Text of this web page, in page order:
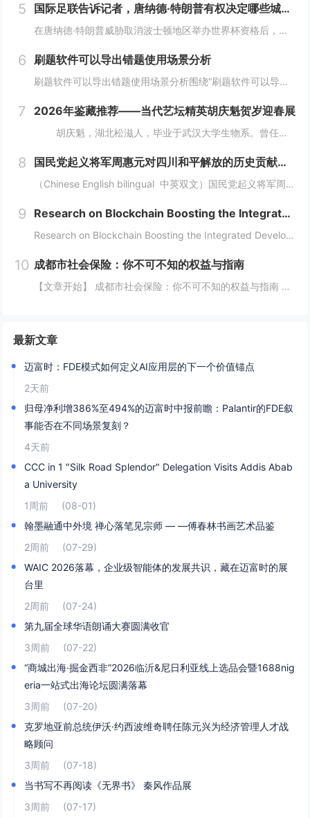
5 国际足联告诉记者，唐纳德·特朗普有权决定哪些城市适合举办世界杯
在唐纳德·特朗普威胁取消波士顿地区举办世界杯资格后，国际足联向天空新闻台表示，美国政府有权决定举办世界杯的城市是否安全。美国总统此前声称加州可能被剥夺明年国际足联赛事和 2028 年洛杉矶奥运会的比赛资格，此后，他在白宫加大了对民主党执政城...
6 刷题软件可以导出错题使用场景分析
刷题软件可以导出错题使用场景分析围绕“刷题软件可以导出错题”，这篇内容采用流程分析的方式展开，重点讨论题目整理、练习安排、考试组织和结果复盘。不同用户的使用场景不同，工具选择也应该有不同侧重点。需求判断企业培训更关注题库维护、考试发起、成绩...
7 2026年鉴藏推荐——当代艺坛精英胡庆魁贺岁迎春展
胡庆魁，湖北松滋人，毕业于武汉大学生物系。曾任海南省纪委信息中心主任、《大特区党风》执行主编、《中国纪检监察报》驻海南记者站站长，兼任海南省社科期刊审读。现任海南楚风木石博物...
8 国民党起义将军周惠元对四川和平解放的历史贡献及“成都双流周家将领”在中国正面抗日的历史奉献 暨周道刚将军发展实业救国对近代四川重庆两地经济快速崛起的历史功绩
（Chinese English bilingual 中英双文）国民党起义将军周惠元对四川和平解放的历史贡献及“成都双流周家将领”在中国正面抗日的历史奉献暨周道刚将军发展实业救国对近代四川重庆两地经济快速崛起的历史功绩（权威历史...
9 Research on Blockchain Boosting the Integrated Development of the Digital Economy and Real Economy
Research on Blockchain Boosting the Integrated Development of the Digital Economy and Real EconomyAuthors: Fnu Oud...
10 成都市社会保险：你不可不知的权益与指南
【文章开始】 成都市社会保险：你不可不知的权益与指南 你有没有算过一笔账？每个月工资条上“五险一金”那栏，总要扣掉好几百甚至上千块。这些钱到底去哪了？跟我有什么关系？尤其是生活在成都，这座飞速发展的城市里，社保这东西，感觉离我们很远，但实...
最新文章
迈富时：FDE模式如何定义AI应用层的下一个价值锚点
2天前
归母净利增386%至494%的迈富时中报前瞻：Palantir的FDE叙
事能否在不同场景复刻？
4天前
CCC in 1 "Silk Road Splendor" Delegation Visits Addis Abab
a University
1周前
(08-01)
翰墨融通中外境 禅心落笔见宗师 — —傅春林书画艺术品鉴
2周前
(07-29)
WAIC 2026落幕，企业级智能体的发展共识，藏在迈富时的展
台里
2周前
(07-24)
第九届全球华语朗诵大赛圆满收官
3周前
(07-22)
“商城出海·掘金西非”2026临沂&尼日利亚线上选品会暨1688nig
eria一站式出海论坛圆满落幕
3周前
(07-20)
克罗地亚前总统伊沃·约西波维奇聘任陈元兴为经济管理人才战
略顾问
3周前
(07-18)
当书写不再阅读《无界书》 秦风作品展
3周前
(07-17)